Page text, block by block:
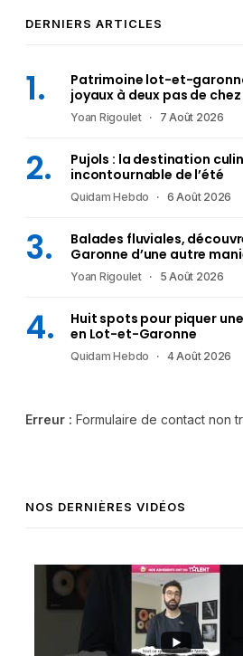
DERNIERS ARTICLES
Patrimoine lot-et-
joyaux à deux pas de
Yoan Rigoulet 7 Août 2026
Pujols : la destination
incontournable de l’été
Quidam Hebdo 6 Août 2026
Balades fluviales,
Garonne d’une autre
Yoan Rigoulet 5 Août 2026
Huit spots pour piquer
en Lot-et-Garonne
Quidam Hebdo 4 Août 2026
Erreur : Formulaire de contact non
NOS DERNIÈRES VIDÉOS